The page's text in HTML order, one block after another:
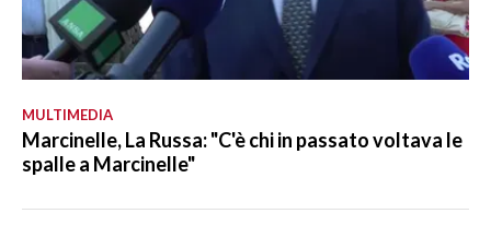
MULTIMEDIA
Marcinelle, La Russa: "C'è chi in passato voltava le
spalle a Marcinelle"